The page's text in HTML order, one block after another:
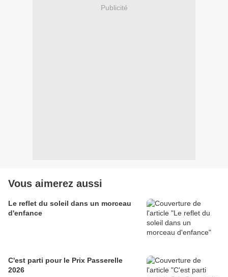
Publicité
Vous aimerez aussi
Le reflet du soleil dans un morceau
d'enfance
C'est parti pour le Prix Passerelle
2026